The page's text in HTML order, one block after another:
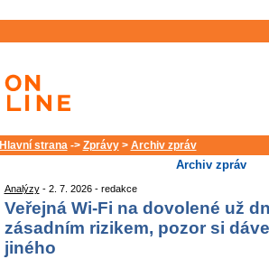
Hlavní strana-> Zprávy> Archiv zpráv
Archiv zpráv
Analýzy- 2. 7. 2026 - redakce
Veřejná Wi-Fi na dovolené už
zásadním rizikem, pozor si
jiného